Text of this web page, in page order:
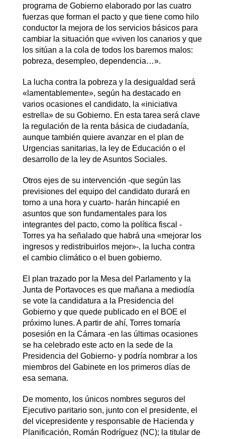
programa de Gobierno elaborado por las cuatro
fuerzas que forman el pacto y que tiene como hilo
conductor la mejora de los servicios básicos para
cambiar la situación que «viven los canarios y que
los sitúan a la cola de todos los baremos malos:
pobreza, desempleo, dependencia…».
La lucha contra la pobreza y la desigualdad será
«lamentablemente», según ha destacado en
varios ocasiones el candidato, la «iniciativa
estrella» de su Gobierno. En esta tarea será clave
la regulación de la renta básica de ciudadanía,
aunque también quiere avanzar en el plan de
Urgencias sanitarias, la ley de Educación o el
desarrollo de la ley de Asuntos Sociales.
Otros ejes de su intervención -que según las
previsiones del equipo del candidato durará en
torno a una hora y cuarto- harán hincapié en
asuntos que son fundamentales para los
integrantes del pacto, como la política fiscal -
Torres ya ha señalado que habrá una «mejorar los
ingresos y redistribuirlos mejor»-, la lucha contra
el cambio climático o el buen gobierno.
El plan trazado por la Mesa del Parlamento y la
Junta de Portavoces es que mañana a mediodía
se vote la candidatura a la Presidencia del
Gobierno y que quede publicado en el BOE el
próximo lunes. A partir de ahí, Torres tomaría
posesión en la Cámara -en las últimas ocasiones
se ha celebrado este acto en la sede de la
Presidencia del Gobierno- y podría nombrar a los
miembros del Gabinete en los primeros días de
esa semana.
De momento, los únicos nombres seguros del
Ejecutivo paritario son, junto con el presidente, el
del vicepresidente y responsable de Hacienda y
Planificación, Román Rodríguez (NC); la titular de